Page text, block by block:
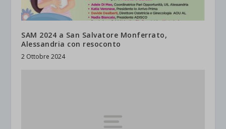
SAM 2024 a San Salvatore Monferrato,
Alessandria con resoconto
2 Ottobre 2024